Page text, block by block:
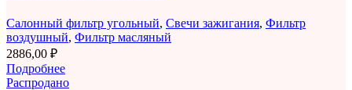
Салонный фильтр угольный, Свечи зажигания, Фильтр
воздушный, Фильтр масляный
2886,00 ₽
Подробнее
Распродано